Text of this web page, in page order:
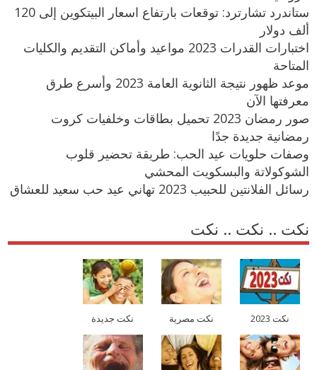
ستاندرد تشارترد: توقعات بارتفاع اسعار البيتكوين إلى 120
ألف دولار
اختبارات القدرات 2023 مواعيد وأماكن التقديم والكليات
المتاحة
موعد ظهور نتيجة الثانوية العامة 2023 وأسرع طرق
معرفتها الآن
صور رمضان 2023 تحميل بطاقات وخلفيات كروت
رمضانية جديدة جدًا
وصفات حلويات عيد الحب: طريقة تحضير قلوب
الشوكولاتة والبسكويت المحشي
رسائل الفلانتين للحبيب 2023 تهاني عيد حب سعيد للعشاق
نكت .. نكت .. نكت
نكت 2023 نكت مصرية نكت جديدة